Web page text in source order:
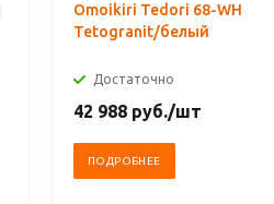
Omoikiri Tedori 68-WH
Tetogranit/белый
Достаточно
42 988 руб./шт
ПОДРОБНЕЕ